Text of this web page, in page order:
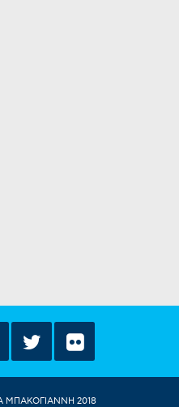
ΜΠΑΚΟΓΙΑΝΝΗ 2018